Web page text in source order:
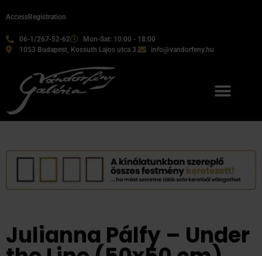
06-1/267-52-62
Mon-Sat: 10:00 - 18:00
1053 Budapest, Kossuth Lajos utca 3.
info@vandorfeny.hu
AccessRegistration
Julianna Pálfy – Under